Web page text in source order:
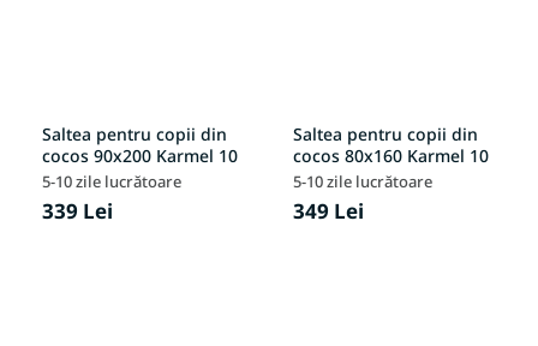
Saltea pentru copii din
cocos 90x200 Karmel 10
5-10 zile lucrătoare
339 Lei
Saltea pentru copii din
cocos 80x160 Karmel 10
5-10 zile lucrătoare
349 Lei